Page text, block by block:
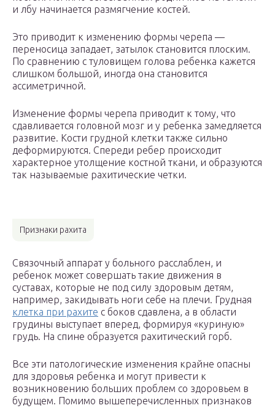
и лбу начинается размягчение костей.
Это приводит к изменению формы черепа —
переносица западает, затылок становится плоским.
По сравнению с туловищем голова ребенка кажется
слишком большой, иногда она становится
ассиметричной.
Изменение формы черепа приводит к тому, что
сдавливается головной мозг и у ребенка замедляется
развитие. Кости грудной клетки также сильно
деформируются. Спереди ребер происходит
характерное утолщение костной ткани, и образуются
так называемые рахитические четки.
Признаки рахита
Связочный аппарат у больного расслаблен, и
ребенок может совершать такие движения в
суставах, которые не под силу здоровым детям,
например, закидывать ноги себе на плечи. Грудная
клетка при рахите с боков сдавлена, а в области
грудины выступает вперед, формируя «куриную»
грудь. На спине образуется рахитический горб.
Все эти патологические изменения крайне опасны
для здоровья ребенка и могут привести к
возникновению больших проблем со здоровьем в
будущем. Помимо вышеперечисленных признаков